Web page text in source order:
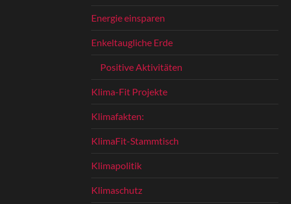
Energie einsparen
Enkeltaugliche Erde
Positive Aktivitäten
Klima-Fit Projekte
Klimafakten:
KlimaFit-Stammtisch
Klimapolitik
Klimaschutz